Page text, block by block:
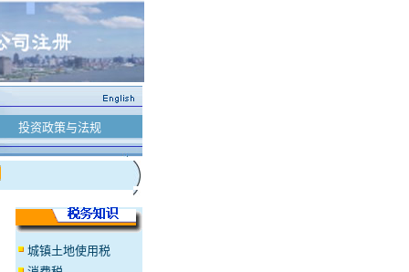
投资政策与法规
城镇土地使用税